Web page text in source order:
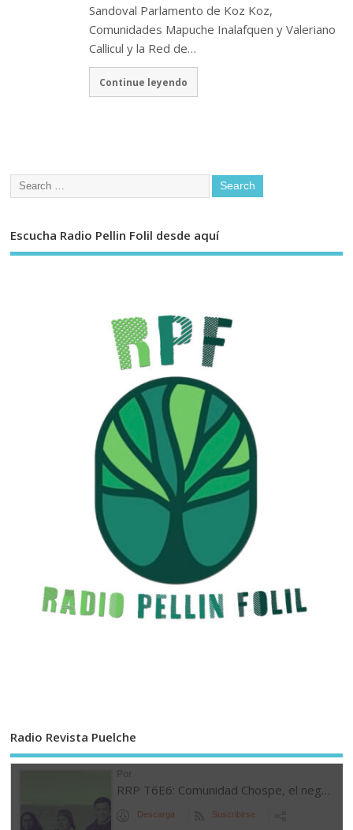
Sandoval Parlamento de Koz Koz,
Comunidades Mapuche Inalafquen y Valeriano
Callicul y la Red de…
Continue leyendo
Escucha Radio Pellin Folil desde aquí
Radio Revista Puelche